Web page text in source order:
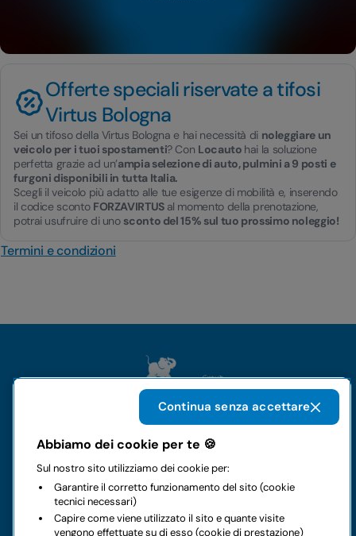
Offerte speciali riservate a tifosi
Virtus Bologna
Sei un tifoso della Virtus Bologna e hai necessità di noleggiare un
veicolo per i tuoi spostamenti? Con Locauto hai la soluzione
perfetta grazie ad un’ampia selezione di auto, pulmini a 9 posti e
furgoni disponibili in tutta Italia.
Scegli il veicolo più adatto alle tue esigenze di mobilità e, inserendo
il codice sconto FORZAVIRTUS al momento della prenotazione,
potrai usufruire di uno sconto del 15% sul tuo prossimo noleggio!
Termini e condizioni
Il gruppo
Noleggi
Abbiamo dei cookie per te 🍪
Sul nostro sito utilizziamo dei cookie per:
Garantire il corretto funzionamento del sito (cookie
tecnici necessari)
Capire come viene utilizzato il sito e quante visite
vengono effettuate su di esso (cookie di prestazione)
Continua senza accettare